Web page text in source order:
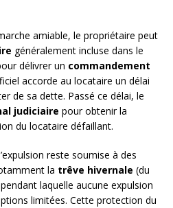
amiable, le propriétaire peut
généralement incluse dans le
délivrer un commandement
accorde au locataire un délai
de sa dette. Passé ce délai, le
judiciaire pour obtenir la
du locataire défaillant.
reste soumise à des
la trêve hivernale (du
laquelle aucune expulsion
limitées. Cette protection du